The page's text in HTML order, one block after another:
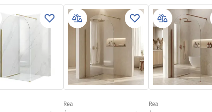
_5.pdf
Rea Rea